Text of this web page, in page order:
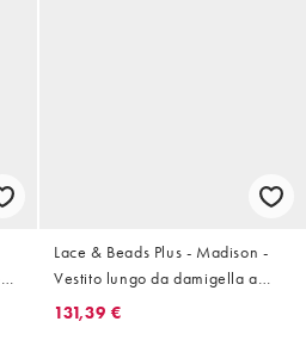
Lace & Beads Plus - Madison -
Vestito lungo da damigella a
balze con maniche con volant
131,39 €